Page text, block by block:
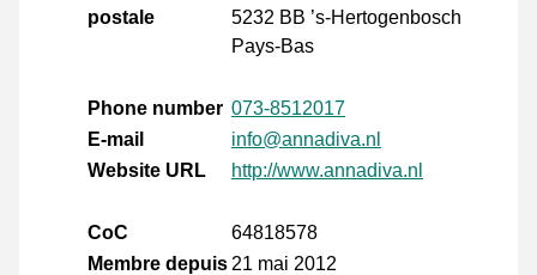
postale
5232 BB ’s-Hertogenbosch
Pays-Bas
Phone number 073-8512017
E-mail
info@annadiva.nl
Website URL
http://www.annadiva.nl
CoC
64818578
Membre depuis 21 mai 2012